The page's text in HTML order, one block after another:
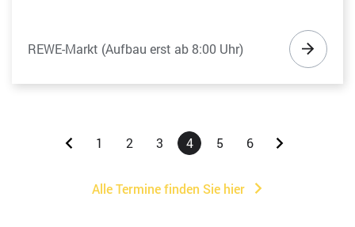
REWE-Markt (Aufbau erst ab 8:00 Uhr)
1 2 3 4 5 6
Alle Termine finden Sie hier